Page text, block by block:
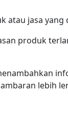
atau jasa
produk
lebih